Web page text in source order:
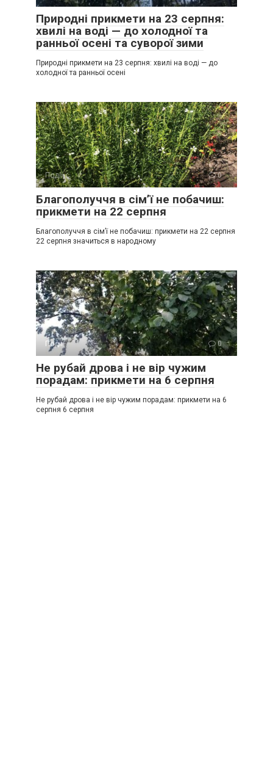
Природні прикмети на 23 серпня:
хвилі на воді — до холодної та
ранньої осені та суворої зими
Природні прикмети на 23 серпня: хвилі на воді — до
холодної та ранньої осені
Події 0
Благополуччя в сім’ї не побачиш:
прикмети на 22 серпня
Благополуччя в сім’ї не побачиш: прикмети на 22 серпня
22 серпня значиться в народному
Події 0
Не рубай дрова і не вір чужим
порадам: прикмети на 6 серпня
Не рубай дрова і не вір чужим порадам: прикмети на 6
серпня 6 серпня